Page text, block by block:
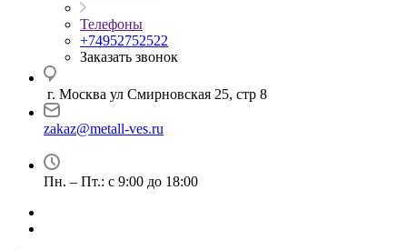
Телефоны
+74952752522
Заказать звонок
г. Москва ул Смирновская 25, стр 8
zakaz@metall-ves.ru
Пн. – Пт.: с 9:00 до 18:00